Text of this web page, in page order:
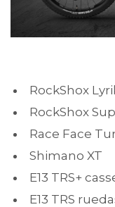
RockShox
RockShox
Race Face
Shimano XT
E13 TRS+
E13 TRS